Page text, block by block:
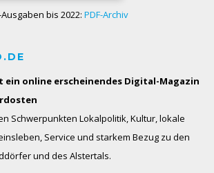
bis 2022: PDF-Archiv
ein online erscheinendes Digital-Magazin
Schwerpunkten Lokalpolitik, Kultur, lokale
Service und starkem Bezug zu den
und des Alstertals.